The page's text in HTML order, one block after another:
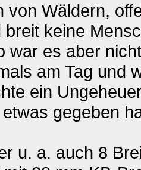
von Wäldern,
breit keine
war es aber
am Tag und
ein
gegeben
u. a. auch 8